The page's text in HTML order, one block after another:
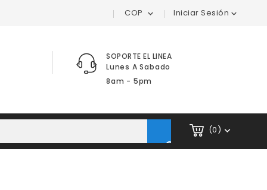
COP  Iniciar Sesión 
SOPORTE EL LINEA
Lunes A Sabado
8am - 5pm
(0) 
